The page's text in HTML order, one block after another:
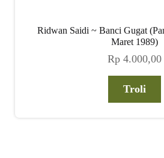
Ridwan Saidi ~ Banci Gugat
Maret 1989)
Rp 4.000,00
Troli